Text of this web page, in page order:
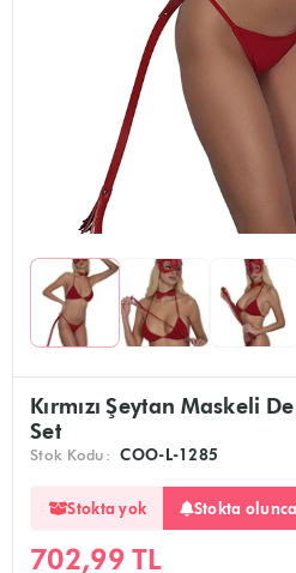
Kırmızı Şeytan Maskeli
Set
Stok Kodu: COO-L-1285
Stokta yok Stokta
702,99 TL